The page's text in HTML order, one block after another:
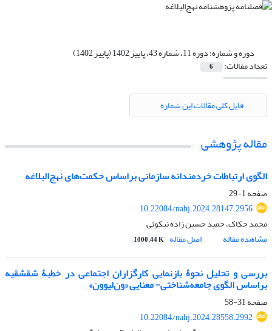
دوره و شماره:دوره 11، شماره 43، پاییز 1402 (پاییز 1402)
تعداد مقالات: 6
فایل کلی مقالات این شماره
مقاله پژوهشی
الگوی ارتباطات خردمندانه سازمانی براساس حکمت‌های نهج‌البلاغه
صفحه1-29
10.22084/nahj.2024.28147.2956
محمد حکاک، حمید حسین زاده نیکوئی
مشاهده مقاله
اصل مقاله 1000.44 K
بررسی و تحلیل نحوۀ بازنمایی کارگزاران اجتماعی در خطبۀ شقشقیه
براساس الگوی جامعه‌شناختی- معنایی «ون‌لیوون»
صفحه31-58
10.22084/nahj.2024.28558.2992